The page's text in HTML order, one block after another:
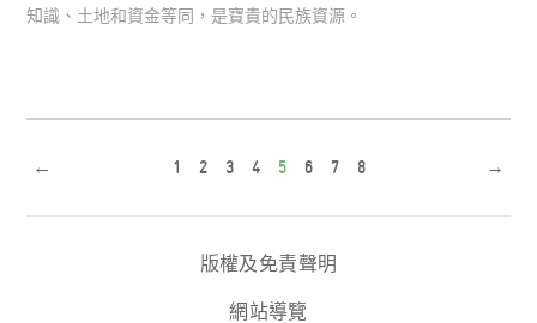
知識、土地和資金等同，是寶貴的民族資源。
← 1 2 3 4 5 6 7 8 →
版權及免責聲明
網站導覽